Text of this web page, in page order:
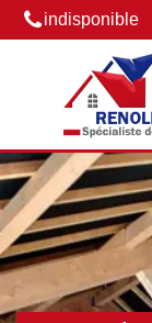
indisponible